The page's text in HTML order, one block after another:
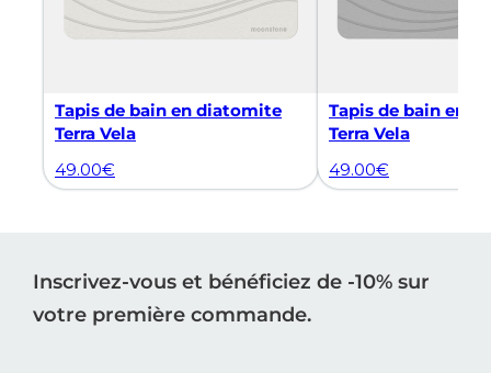
Tapis de bain en diatomite
Terra Vela
49.00€
Tapis de bain en
Terra Vela
49.00€
Inscrivez-vous et bénéficiez de -10% sur
votre première commande.